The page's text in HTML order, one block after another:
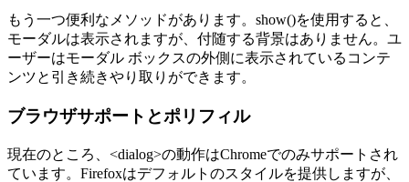
もう一つ便利なメソッドがあります。show()を使用すると、
モーダルは表示されますが、付随する背景はありません。ユ
ーザーはモーダル ボックスの外側に表示されているコンテ
ンツと引き続きやり取りができます。
ブラウザサポートとポリフィル
現在のところ、<dialog>の動作はChromeでのみサポートされ
ています。Firefoxはデフォルトのスタイルを提供しますが、